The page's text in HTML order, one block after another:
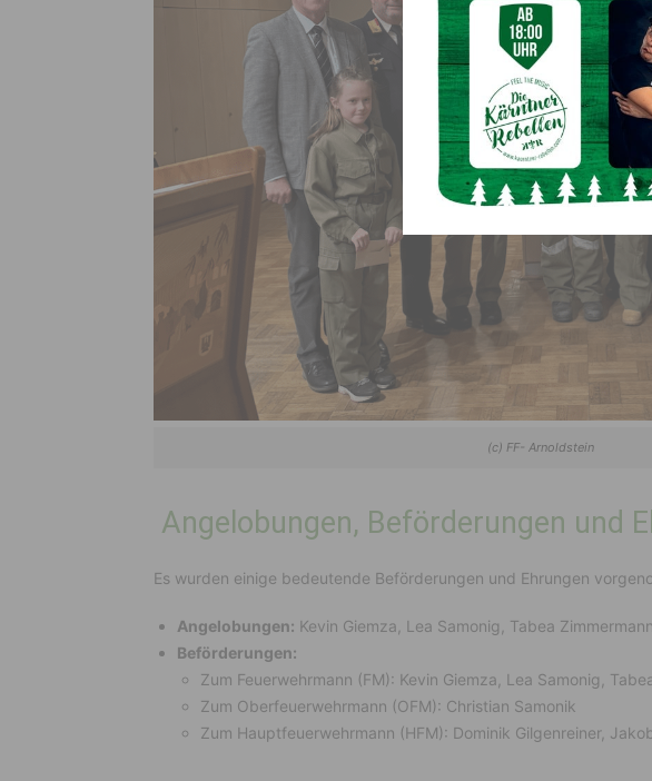
(c) FF- Arnoldstein
Angelobungen, Beförderungen und
Es wurden einige bedeutende Beförderungen und Ehrungen
Angelobungen: Kevin Giemza, Lea Samonig, Tabea Zimmermann
Beförderungen:
Zum Feuerwehrmann (FM): Kevin Giemza, Lea Samonig,
Zum Oberfeuerwehrmann (OFM): Christian Samonik
Zum Hauptfeuerwehrmann (HFM): Dominik Gilgenreiner,